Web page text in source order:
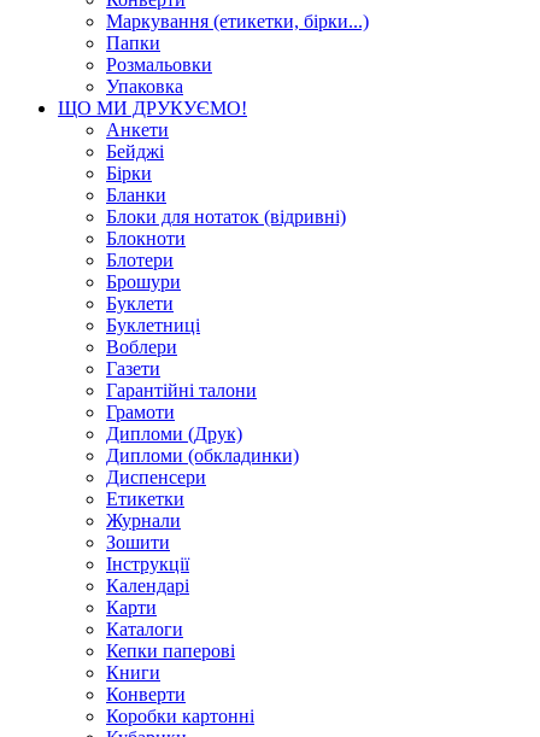
Маркування (етикетки, бірки...)
Папки
Розмальовки
Упаковка
ЩО МИ ДРУКУЄМО!
Анкети
Бейджі
Бірки
Бланки
Блоки для нотаток (відривні)
Блокноти
Блотери
Брошури
Буклети
Буклетниці
Воблери
Газети
Гарантійні талони
Грамоти
Дипломи (Друк)
Дипломи (обкладинки)
Диспенсери
Етикетки
Журнали
Зошити
Інструкції
Календарі
Карти
Каталоги
Кепки паперові
Книги
Конверти
Коробки картонні